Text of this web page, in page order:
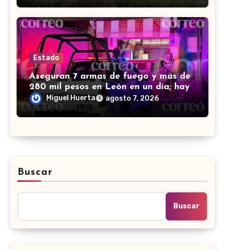
Estado
Aseguran 7 armas de fuego y más de
280 mil pesos en León en un día; hay
4 detenidos
Miguel Huerta agosto 7, 2026
Buscar
Buscar